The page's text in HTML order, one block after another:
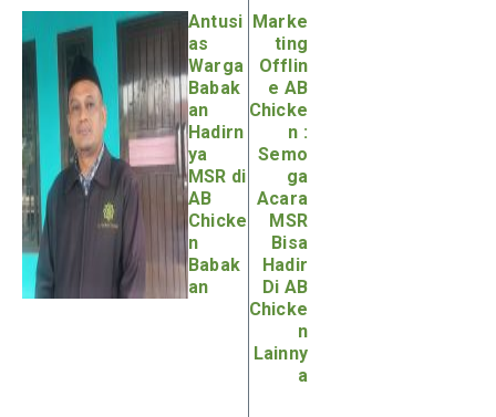
Antusi
as
Warga
Babak
an
Hadirn
ya
MSR di
AB
Chicke
n
Babak
an
Marke
ting
Offlin
e AB
Chicke
n :
Semo
ga
Acara
MSR
Bisa
Hadir
Di AB
Chicke
n
Lainny
a